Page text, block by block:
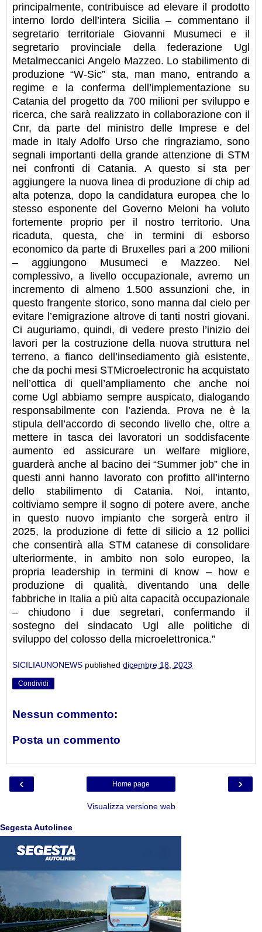
principalmente, contribuisce ad elevare il prodotto
interno lordo dell’intera Sicilia – commentano il
segretario territoriale Giovanni Musumeci e il
segretario provinciale della federazione Ugl
Metalmeccanici Angelo Mazzeo. Lo stabilimento di
produzione “W-Sic” sta, man mano, entrando a
regime e la conferma dell’implementazione su
Catania del progetto da 700 milioni per sviluppo e
ricerca, che sarà realizzato in collaborazione con il
Cnr, da parte del ministro delle Imprese e del
made in Italy Adolfo Urso che ringraziamo, sono
segnali importanti della grande attenzione di STM
nei confronti di Catania. A questo si sta per
aggiungere la nuova linea di produzione di chip ad
alta potenza, dopo la candidatura europea che lo
stesso esponente del Governo Meloni ha voluto
fortemente proprio per il nostro territorio. Una
ricaduta, questa, che in termini di esborso
economico da parte di Bruxelles pari a 200 milioni
– aggiungono Musumeci e Mazzeo. Nel
complessivo, a livello occupazionale, avremo un
incremento di almeno 1.500 assunzioni che, in
questo frangente storico, sono manna dal cielo per
evitare l’emigrazione altrove di tanti nostri giovani.
Ci auguriamo, quindi, di vedere presto l’inizio dei
lavori per la costruzione della nuova struttura nel
terreno, a fianco dell’insediamento già esistente,
che da pochi mesi STMicroelectronic ha acquistato
nell’ottica di quell’ampliamento che anche noi
come Ugl abbiamo sempre auspicato, dialogando
responsabilmente con l’azienda. Prova ne è la
stipula dell’accordo di secondo livello che, oltre a
mettere in tasca dei lavoratori un soddisfacente
aumento ed assicurare un welfare migliore,
guarderà anche al bacino dei “Summer job” che in
questi anni hanno lavorato con profitto all’interno
dello stabilimento di Catania. Noi, intanto,
coltiviamo sempre il sogno di potere avere, anche
in questo nuovo impianto che sorgerà entro il
2025, la produzione di fette di silicio a 12 pollici
che consentirà alla STM catanese di consolidare
ulteriormente, in ambito non solo europeo, la
propria leadership in termini di know – how e
produzione di qualità, diventando una delle
fabbriche in Italia a più alta capacità occupazionale
– chiudono i due segretari, confermando il
sostegno del sindacato Ugl alle politiche di
sviluppo del colosso della microelettronica.”
SICILIAUNONEWS published dicembre 18, 2023
Condividi
Nessun commento:
Posta un commento
‹ ›
Home page
Visualizza versione web
Segesta Autolinee